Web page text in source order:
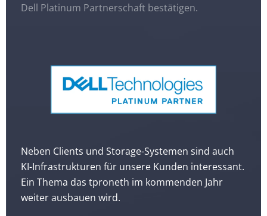
Dell Platinum Partnerschaft bestätigen.
Neben Clients und Storage-Systemen sind auch
KI-Infrastrukturen für unsere Kunden interessant.
Ein Thema das tproneth im kommenden Jahr
weiter ausbauen wird.